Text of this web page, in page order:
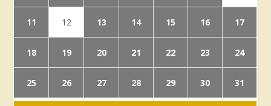
11 12 13 14 15 16 17
18 19 20 21 22 23 24
25 26 27 28 29 30 31